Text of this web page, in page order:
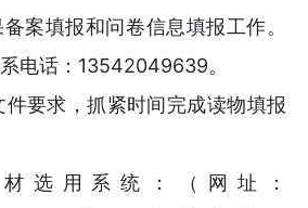
案填报和问卷信息填报工作。
电话：13542049639。
件要求，抓紧时间完成读物填报
选用系统：（网址：